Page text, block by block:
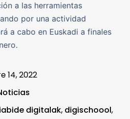
a las herramientas
por una actividad
a cabo en Euskadi a finales
14, 2022
digitalak, digischoool,